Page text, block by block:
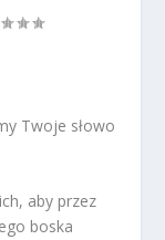
Twoje słowo
aby przez
boska